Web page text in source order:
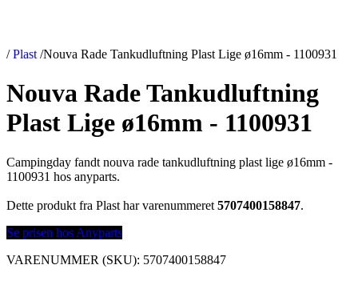
/ Plast /Nouva Rade Tankudluftning Plast Lige ø16mm - 1100931
Nouva Rade Tankudluftning
Plast Lige ø16mm - 1100931
Campingday fandt nouva rade tankudluftning plast lige ø16mm -
1100931 hos anyparts.
Dette produkt fra Plast har varenummeret 5707400158847.
Se prisen hos Anyparts
VARENUMMER (SKU): 5707400158847